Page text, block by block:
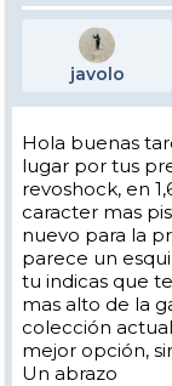
javolo
Hola buenas
lugar por tus
revoshock, en
caracter mas
nuevo para la
parece un
tu indicas que
mas alto de la
colección
mejor opción,
Un abrazo